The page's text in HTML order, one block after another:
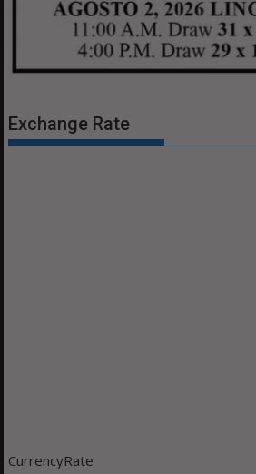
Exchange Rate
CurrencyRate